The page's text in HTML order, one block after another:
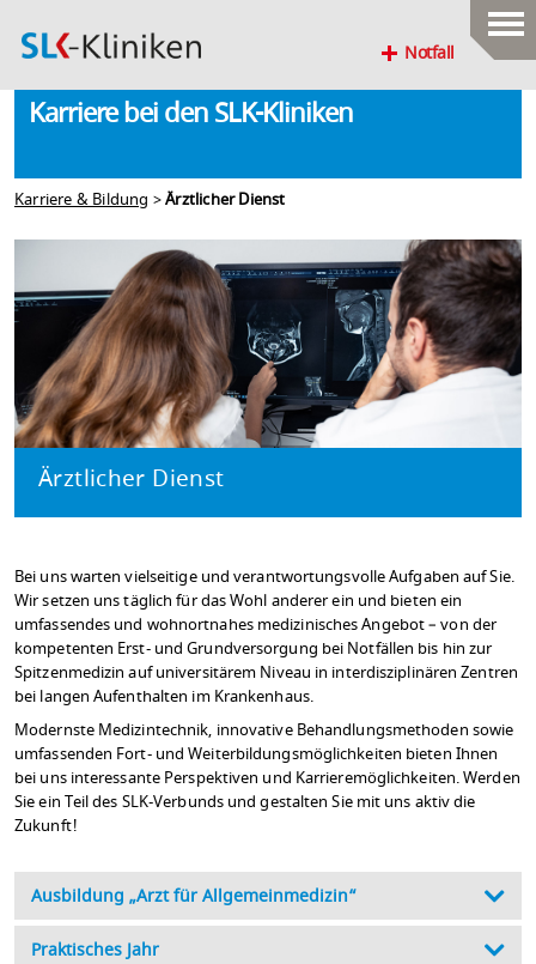
Notfall
Karriere bei den SLK-Kliniken
Karriere & Bildung >Ärztlicher Dienst
Ärztlicher Dienst
Bei uns warten vielseitige und verantwortungsvolle Aufgaben auf Sie.
Wir setzen uns täglich für das Wohl anderer ein und bieten ein
umfassendes und wohnortnahes medizinisches Angebot – von der
kompetenten Erst- und Grundversorgung bei Notfällen bis hin zur
Spitzenmedizin auf universitärem Niveau in interdisziplinären Zentren
bei langen Aufenthalten im Krankenhaus.
Modernste Medizintechnik, innovative Behandlungsmethoden sowie
umfassenden Fort- und Weiterbildungsmöglichkeiten bieten Ihnen
bei uns interessante Perspektiven und Karrieremöglichkeiten. Werden
Sie ein Teil des SLK-Verbunds und gestalten Sie mit uns aktiv die
Zukunft!
Ausbildung „Arzt für Allgemeinmedizin“
Praktisches Jahr